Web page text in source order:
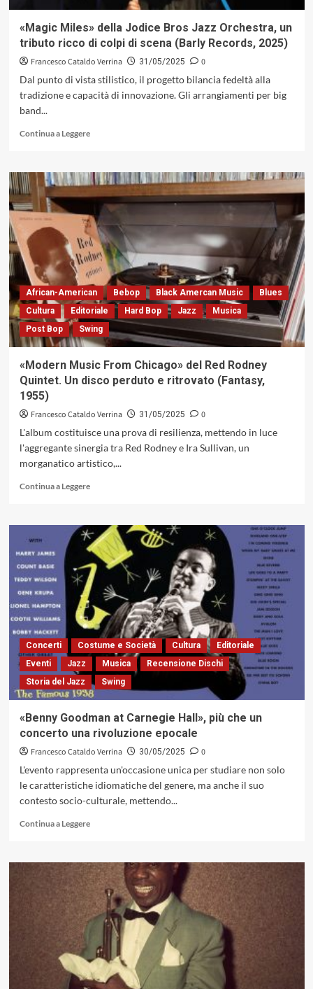
restituisce
mood
di
un’epoca
di
un
«Magic Miles» della Jodice Bros Jazz Orchestra, un
tributo ricco di colpi di scena (Barly Records, 2025)
Francesco Cataldo Verrina 31/05/2025
0
Dal punto di vista stilistico, il progetto bilancia fedeltà alla
tradizione e capacità di innovazione. Gli arrangiamenti per big
band...
Continua a LeggereLeggi
su
«Magic
Miles»
della
Jodice
Bros
Jazz
Orchestra,
un
tributo
ricco
di
colpi
di
(Barly
Records,
African-American Bebop Black Amercan Music
Blues
Cultura
Editoriale Hard Bop Jazz
Musica
Post Bop
Swing
«Modern Music From Chicago» del Red Rodney
Quintet. Un disco perduto e ritrovato (Fantasy,
1955)
Francesco Cataldo Verrina 31/05/2025
0
L'album costituisce una prova di resilienza, mettendo in luce
l'aggregante sinergia tra Red Rodney e Ira Sullivan, un
morganatico artistico,...
Continua a LeggereLeggi
su
«Modern
Music
From
Chicago»
del
Red
Rodney
Quintet.
Un
disco
perduto
e
ritrovato
1955)
Concerti Costume e Società Cultura
Editoriale
Eventi
Jazz Musica
Recensione Dischi
Storia del Jazz
Swing
«Benny Goodman at Carnegie Hall», più che un
concerto una rivoluzione epocale
Francesco Cataldo Verrina 30/05/2025
0
L'evento rappresenta un'occasione unica per studiare non solo
le caratteristiche idiomatiche del genere, ma anche il suo
contesto socio-culturale, mettendo...
Continua a LeggereLeggi
su
«Benny
Goodman
at
Carnegie
Hall»,
che
un
concerto